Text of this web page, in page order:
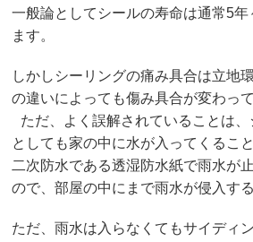
一般論としてシールの寿命は通常5
ます。
しかしシーリングの痛み具合は立地
の違いによっても傷み具合が変わ
ただ、よく誤解されていることは
としても家の中に水が入ってくるこ
二次防水である透湿防水紙で雨水が
ので、部屋の中にまで雨水が侵入す
ただ、雨水は入らなくてもサイディ